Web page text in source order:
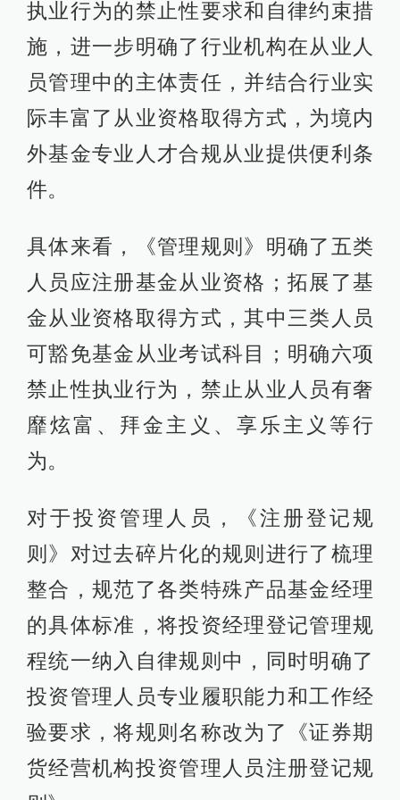
执业行为的禁止性要求和自律约束措
施，进一步明确了行业机构在从业人
员管理中的主体责任，并结合行业实
际丰富了从业资格取得方式，为境内
外基金专业人才合规从业提供便利条
件。
具体来看，《管理规则》明确了五类
人员应注册基金从业资格；拓展了基
金从业资格取得方式，其中三类人员
可豁免基金从业考试科目；明确六项
禁止性执业行为，禁止从业人员有奢
靡炫富、拜金主义、享乐主义等行
为。
对于投资管理人员，《注册登记规
则》对过去碎片化的规则进行了梳理
整合，规范了各类特殊产品基金经理
的具体标准，将投资经理登记管理规
程统一纳入自律规则中，同时明确了
投资管理人员专业履职能力和工作经
验要求，将规则名称改为了《证券期
货经营机构投资管理人员注册登记规